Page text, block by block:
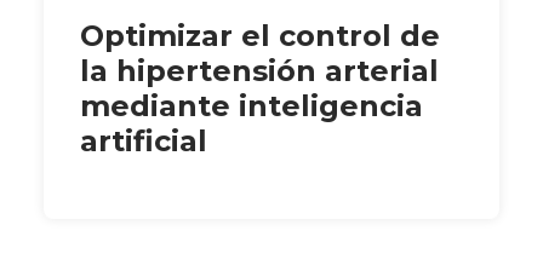
Optimizar el control de
la hipertensión arterial
mediante inteligencia
artificial